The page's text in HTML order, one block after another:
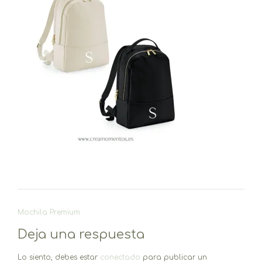
Navegación
entradas
Mochila Premium
Deja una respuesta
Lo siento, debes estar conectado para publicar un